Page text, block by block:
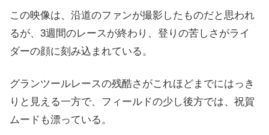
この映像は、沿道のファンが撮影したものだと思われ
るが、3週間のレースが終わり、登りの苦しさがライ
ダーの顔に刻み込まれている。
グランツールレースの残酷さがこれほどまでにはっき
りと見える一方で、フィールドの少し後方では、祝賀
ムードも漂っている。